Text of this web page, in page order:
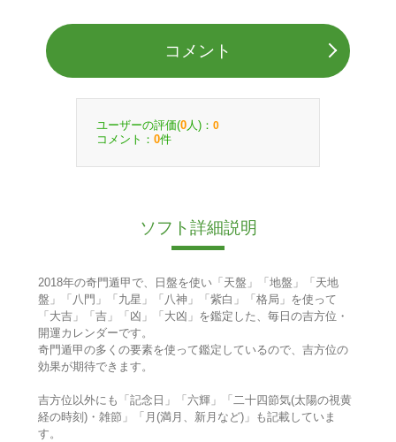
コメント
ユーザーの評価(0 人)： 0
コメント： 0件
ソフト詳細説明
2018年の奇門遁甲で、日盤を使い「天盤」「地盤」「天地
盤」「八門」「九星」「八神」「紫白」「格局」を使って
「大吉」「吉」「凶」「大凶」を鑑定した、毎日の吉方位・
開運カレンダーです。
奇門遁甲の多くの要素を使って鑑定しているので、吉方位の
効果が期待できます。
吉方位以外にも「記念日」「六輝」「二十四節気(太陽の視黄
経の時刻)・雑節」「月(満月、新月など)」も記載していま
す。